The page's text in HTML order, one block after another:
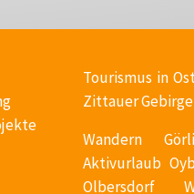
Tourismus in
Zittauer Gebirge
Wandern
Aktivurlaub
Olbersdorf